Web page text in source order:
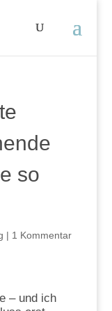
so
| 1 Kommentar
– und ich